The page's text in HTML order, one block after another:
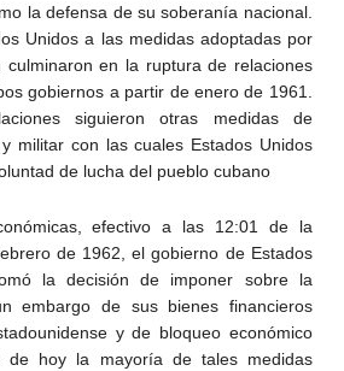
la defensa de su soberanía nacional.
Unidos a las medidas adoptadas por
culminaron en la ruptura de relaciones
gobiernos a partir de enero de 1961.
siguieron otras medidas de
militar con las cuales Estados Unidos
de lucha del pueblo cubano
efectivo a las 12:01 de la
de 1962, el gobierno de Estados
la decisión de imponer sobre la
embargo de sus bienes financieros
y de bloqueo económico
hoy la mayoría de tales medidas